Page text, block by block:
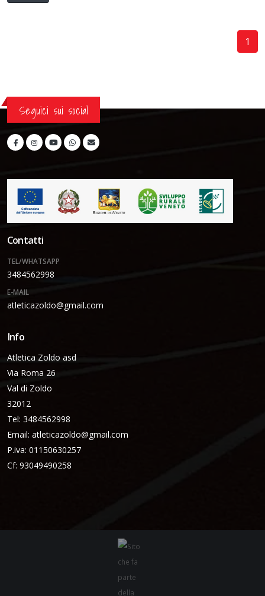
1
Seguici sui social
Contatti
TEL/WHATSAPP
3484562998
E-MAIL
atleticazoldo@gmail.com
Info
Atletica Zoldo asd
Via Roma 26
Val di Zoldo
32012
Tel: 3484562998
Email: atleticazoldo@gmail.com
P.iva: 01150630257
Cf: 93049490258